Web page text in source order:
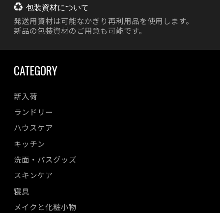
包装資材について
発送用資材は可能なかぎり再利用品を使用します。
新品の包装資材のご用意も可能です。
CATEGORY
新入荷
ランドリー
ハウスケア
キッチン
洗面・バスグッズ
スキンケア
寝具
メイクと化粧小物